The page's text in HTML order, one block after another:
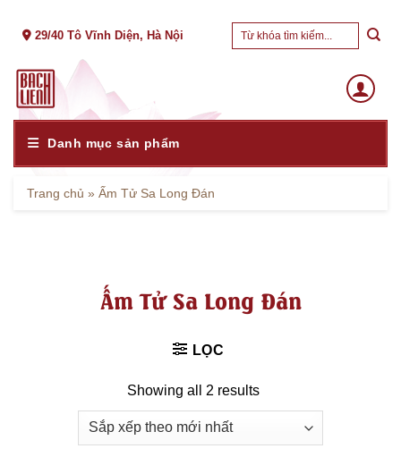
29/40 Tô Vĩnh Diện, Hà Nội
Tìm
Danh mục sản phẩm
Trang chủ » Ấm Tử Sa Long Đán
Ấm Tử Sa Long Đán
LỌC
Showing all 2 results